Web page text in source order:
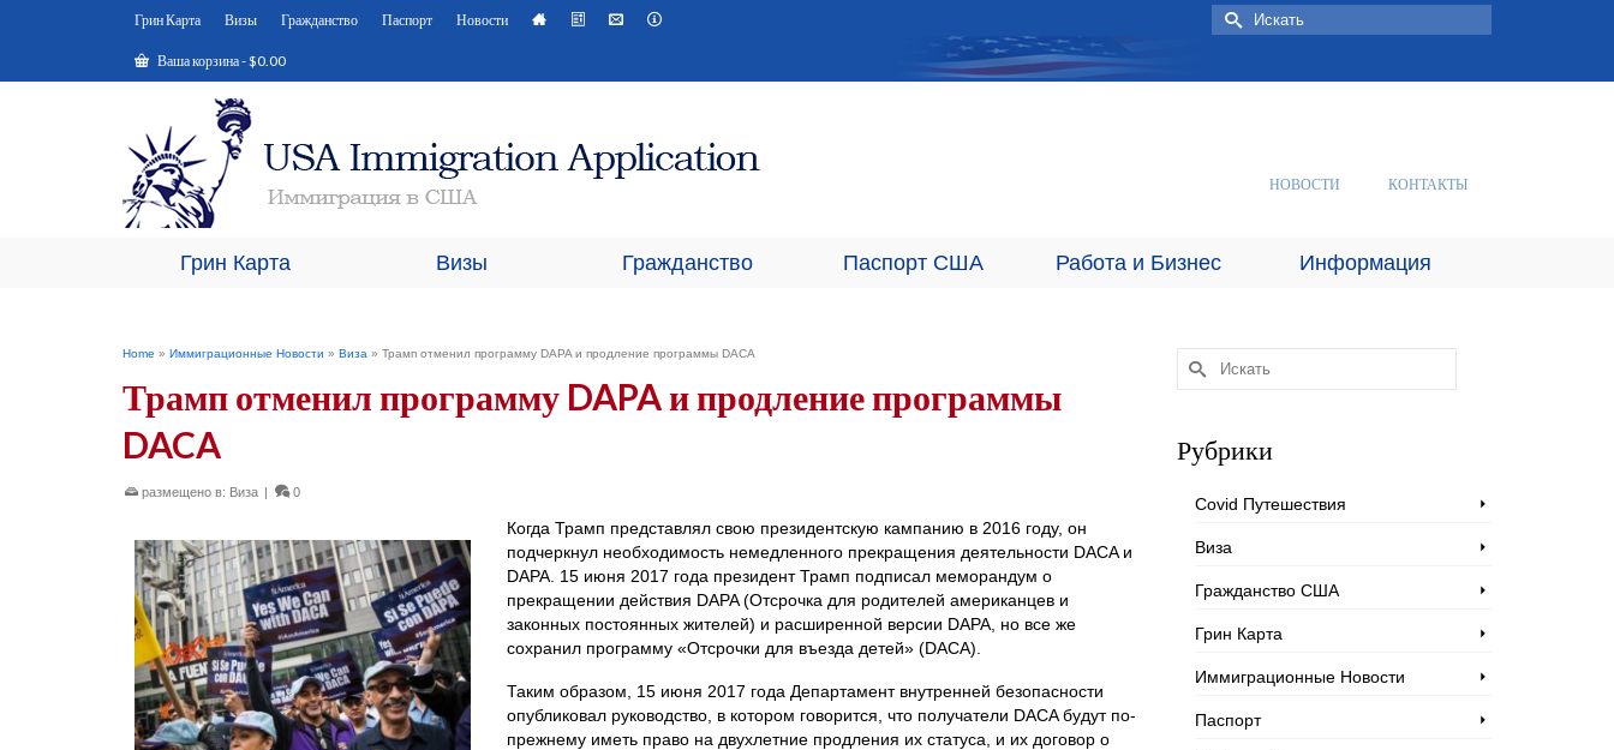
Грин Карта Визы Гражданство Паспорт Новости
Ваша корзина-$0.00
Искать:
НОВОСТИ КОНТАКТЫ
Грин Карта Визы Гражданство Паспорт США Работа и Бизнес Информация
Home » Иммиграционные Новости » Виза » Трамп отменил программу DAPA и продление программы DACA
Трамп отменил программу DAPA и продление программы
DACA
размещено в: Виза | 0
Когда Трамп представлял свою президентскую кампанию в 2016 году, он
подчеркнул необходимость немедленного прекращения деятельности DACA и
DAPA. 15 июня 2017 года президент Трамп подписал меморандум о
прекращении действия DAPA (Отсрочка для родителей американцев и
законных постоянных жителей) и расширенной версии DAPA, но все же
сохранил программу «Отсрочки для въезда детей» (DACA).
Таким образом, 15 июня 2017 года Департамент внутренней безопасности
опубликовал руководство, в котором говорится, что получатели DACA будут по-
прежнему иметь право на двухлетние продления их статуса, и их договор о
Искать:
Рубрики
Covid Путешествия
Виза
Гражданство США
Грин Карта
Иммиграционные Новости
Паспорт